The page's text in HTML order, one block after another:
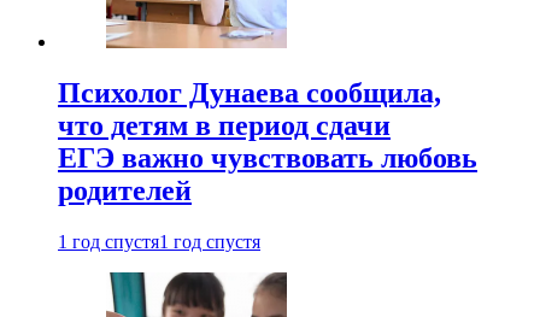
Психолог Дунаева сообщила,
что детям в период сдачи
ЕГЭ важно чувствовать любовь
родителей
1 год спустя1 год спустя